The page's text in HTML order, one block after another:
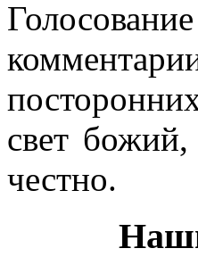
свет
честно.